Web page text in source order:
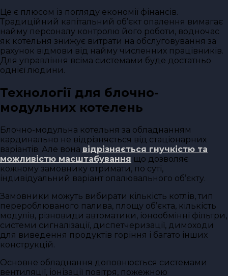
Це є плюсом із погляду економії фінансів.
Традиційний капітальний об’єкт опалення вимагає
найму персоналу контролю його роботи, водночас
як котельня знижує витрати на обслуговування за
рахунок відмови від найму численних працівників.
Для управління всіма системами буде достатньо
однієї людини.
Технології для блочно-
модульних котелень
Блочно-модульна котельня за обладнанням
кардинально не відрізняється від стаціонарних
варіантів. Але вона відрізняється гнучкістю та
можливістю масштабування що дозволяє
кожному замовнику отримати, по суті,
індивідуальний варіант опалювального об’єкту.
Замовники можуть вибирати кількість котлів, тип
перероблюваного палива, площу об’єкта, кількість
модулів, різновиди автоматики, іонообмінні фільтри,
системи сигналізації, диспетчеризації, димоходи
для виведення продуктів горіння і багато інших
конструкцій.
Основне обладнання доповнюється системами
вентиляції, іонізації повітря, пожежною